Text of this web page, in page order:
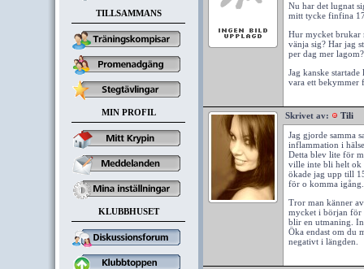
TILLSAMMANS
MIN PROFIL
KLUBBHUSET
Nu har det lugnat
mitt tycke finfina
Hur mycket brukar
vänja sig? Har jag
per dag mer lagom?
Jag kanske
vara ett bekymmer
Skrivet av:
Tili
Jag gjorde samma
inflammation i
Detta blev lite för
ville inte bli helt ok
ökade jag upp till
för o komma igång.
Tror man känner
mycket i början för
blir en utmaning.
Öka endast om du
negativt i längden.